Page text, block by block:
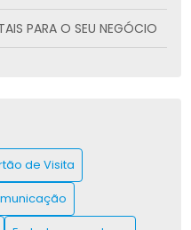
PARA O SEU NEGÓCIO
de Visita